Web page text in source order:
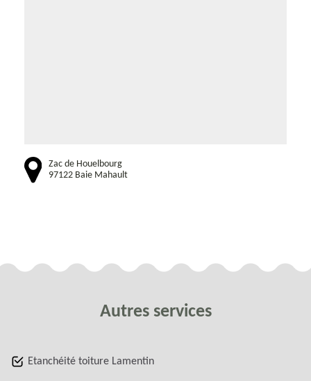
Zac de Houelbourg
97122 Baie Mahault
Autres services
Etanchéité toiture Lamentin